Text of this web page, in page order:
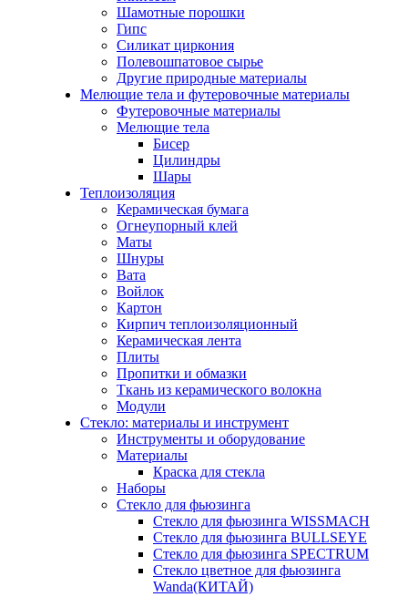
Шамотные порошки
Гипс
Силикат циркония
Полевошпатовое сырье
Другие природные материалы
Мелющие тела и футеровочные материалы
Футеровочные материалы
Мелющие тела
Бисер
Цилиндры
Шары
Теплоизоляция
Керамическая бумага
Огнеупорный клей
Маты
Шнуры
Вата
Войлок
Картон
Кирпич теплоизоляционный
Керамическая лента
Плиты
Пропитки и обмазки
Ткань из керамического волокна
Модули
Стекло: материалы и инструмент
Инструменты и оборудование
Материалы
Краска для стекла
Наборы
Стекло для фьюзинга
Стекло для фьюзинга WISSMACH
Стекло для фьюзинга BULLSEYE
Стекло для фьюзинга SPECTRUM
Стекло цветное для фьюзинга
Wanda(КИТАЙ)